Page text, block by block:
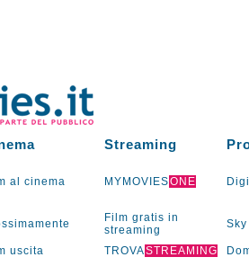
Streaming
al cinema MYMOVIESONE
Film gratis in
streaming
Sky
uscita TROVASTREAMING